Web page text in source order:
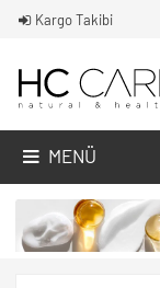
Kargo Takibi
MENÜ